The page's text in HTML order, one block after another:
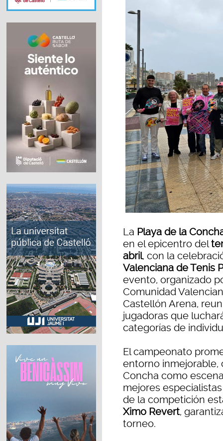
La Playa de la
en el epicentro del
abril, con la
Valenciana de Tenis
evento, organizado
Comunidad
Castellón Arena,
jugadoras que
categorías de
El campeonato
entorno inmejorable,
Concha como
mejores
de la competición
Ximo Revert,
torneo.